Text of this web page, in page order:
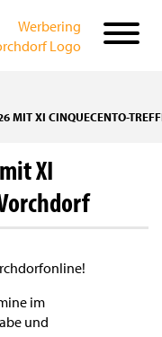
MIT XI CINQUECENTO-
XI
im
und